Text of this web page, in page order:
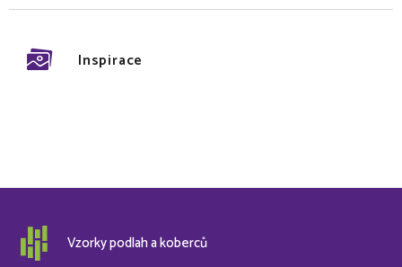
Inspirace
Vzorky podlah a koberců